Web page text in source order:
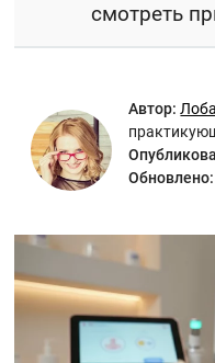
смотреть
Автор:
Обновлено: